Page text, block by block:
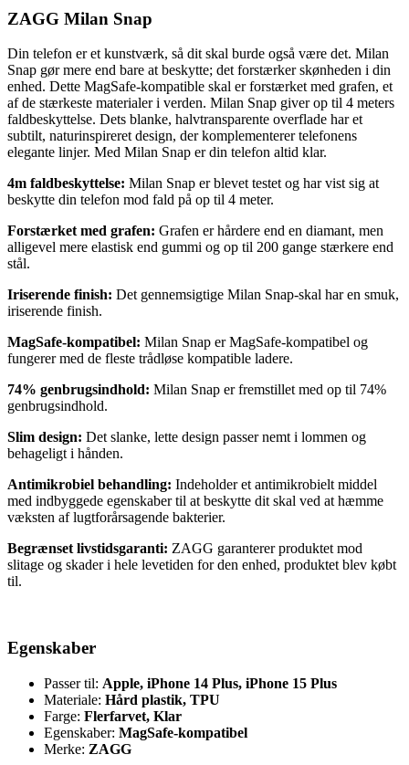
ZAGG Milan Snap
Din telefon er et kunstværk, så dit skal burde også være det. Milan
Snap gør mere end bare at beskytte; det forstærker skønheden i din
enhed. Dette MagSafe-kompatible skal er forstærket med grafen, et
af de stærkeste materialer i verden. Milan Snap giver op til 4 meters
faldbeskyttelse. Dets blanke, halvtransparente overflade har et
subtilt, naturinspireret design, der komplementerer telefonens
elegante linjer. Med Milan Snap er din telefon altid klar.
4m faldbeskyttelse: Milan Snap er blevet testet og har vist sig at
beskytte din telefon mod fald på op til 4 meter.
Forstærket med grafen: Grafen er hårdere end en diamant, men
alligevel mere elastisk end gummi og op til 200 gange stærkere end
stål.
Iriserende finish: Det gennemsigtige Milan Snap-skal har en smuk,
iriserende finish.
MagSafe-kompatibel: Milan Snap er MagSafe-kompatibel og
fungerer med de fleste trådløse kompatible ladere.
74% genbrugsindhold: Milan Snap er fremstillet med op til 74%
genbrugsindhold.
Slim design: Det slanke, lette design passer nemt i lommen og
behageligt i hånden.
Antimikrobiel behandling: Indeholder et antimikrobielt middel
med indbyggede egenskaber til at beskytte dit skal ved at hæmme
væksten af lugtforårsagende bakterier.
Begrænset livstidsgaranti: ZAGG garanterer produktet mod
slitage og skader i hele levetiden for den enhed, produktet blev købt
til.
Egenskaber
Passer til: Apple, iPhone 14 Plus, iPhone 15 Plus
Materiale: Hård plastik, TPU
Farge: Flerfarvet, Klar
Egenskaber: MagSafe-kompatibel
Merke: ZAGG